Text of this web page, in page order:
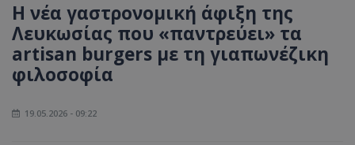
Η νέα γαστρονομική άφιξη της
Λευκωσίας που «παντρεύει» τα
artisan burgers με τη γιαπωνέζικη
φιλοσοφία
19.05.2026 - 09:22